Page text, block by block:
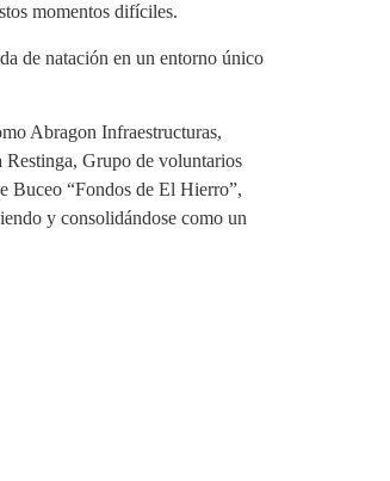
momentos difíciles.
de natación en un entorno único
Abragon Infraestructuras,
Grupo de voluntarios
Buceo “Fondos de El Hierro”,
y consolidándose como un